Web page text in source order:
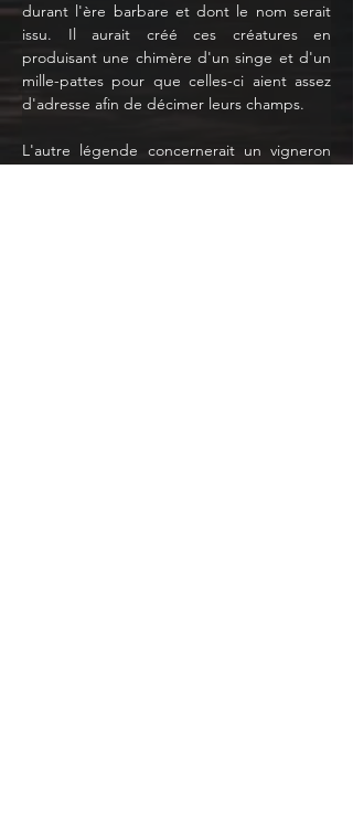
durant l'ère barbare et dont le nom serait
issu. Il aurait créé ces créatures en
produisant une chimère d'un singe et d'un
mille-pattes pour que celles-ci aient assez
d'adresse afin de décimer leurs champs.
L'autre légende concernerait un vigneron